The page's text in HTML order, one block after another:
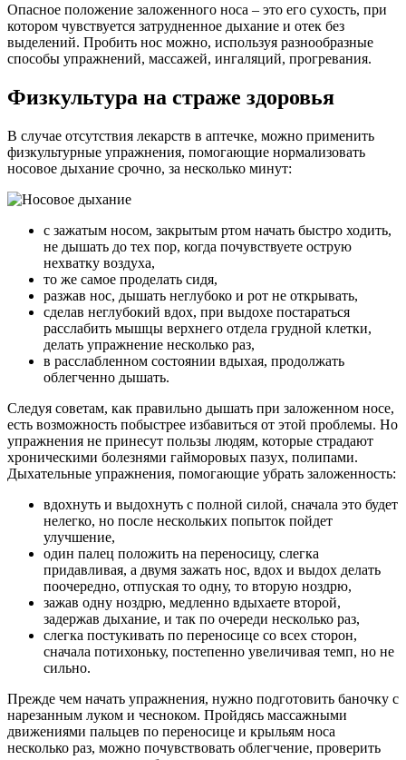
Опасное положение заложенного носа – это его сухость, при
котором чувствуется затрудненное дыхание и отек без
выделений. Пробить нос можно, используя разнообразные
способы упражнений, массажей, ингаляций, прогревания.
Физкультура на страже здоровья
В случае отсутствия лекарств в аптечке, можно применить
физкультурные упражнения, помогающие нормализовать
носовое дыхание срочно, за несколько минут:
с зажатым носом, закрытым ртом начать быстро ходить,
не дышать до тех пор, когда почувствуете острую
нехватку воздуха,
то же самое проделать сидя,
разжав нос, дышать неглубоко и рот не открывать,
сделав неглубокий вдох, при выдохе постараться
расслабить мышцы верхнего отдела грудной клетки,
делать упражнение несколько раз,
в расслабленном состоянии вдыхая, продолжать
облегченно дышать.
Следуя советам, как правильно дышать при заложенном носе,
есть возможность побыстрее избавиться от этой проблемы. Но
упражнения не принесут пользы людям, которые страдают
хроническими болезнями гайморовых пазух, полипами.
Дыхательные упражнения, помогающие убрать заложенность:
вдохнуть и выдохнуть с полной силой, сначала это будет
нелегко, но после нескольких попыток пойдет
улучшение,
один палец положить на переносицу, слегка
придавливая, а двумя зажать нос, вдох и выдох делать
поочередно, отпуская то одну, то вторую ноздрю,
зажав одну ноздрю, медленно вдыхаете второй,
задержав дыхание, и так по очереди несколько раз,
слегка постукивать по переносице со всех сторон,
сначала потихоньку, постепенно увеличивая темп, но не
сильно.
Прежде чем начать упражнения, нужно подготовить баночку с
нарезанным луком и чесноком. Пройдясь массажными
движениями пальцев по переносице и крыльям носа
несколько раз, можно почувствовать облегчение, проверить